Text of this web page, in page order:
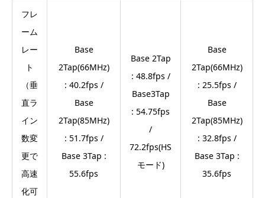
フレ
ーム
レー
ト
（垂
直ラ
イン
数変
更で
高速
化可
Base
2Tap(66MHz)
: 40.2fps /
Base
2Tap(85MHz)
: 51.7fps /
Base 3Tap :
55.6fps
Base 2Tap
: 48.8fps /
Base3Tap
: 54.75fps
/
72.2fps(HS
モード)
Base
2Tap(66MHz)
: 25.5fps /
Base
2Tap(85MHz)
: 32.8fps /
Base 3Tap :
35.6fps